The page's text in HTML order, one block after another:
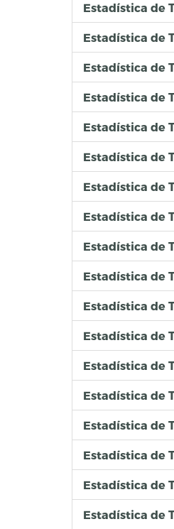
Estadística de
Estadística de
Estadística de
Estadística de
Estadística de
Estadística de
Estadística de
Estadística de
Estadística de
Estadística de
Estadística de
Estadística de
Estadística de
Estadística de
Estadística de
Estadística de
Estadística de
Estadística de